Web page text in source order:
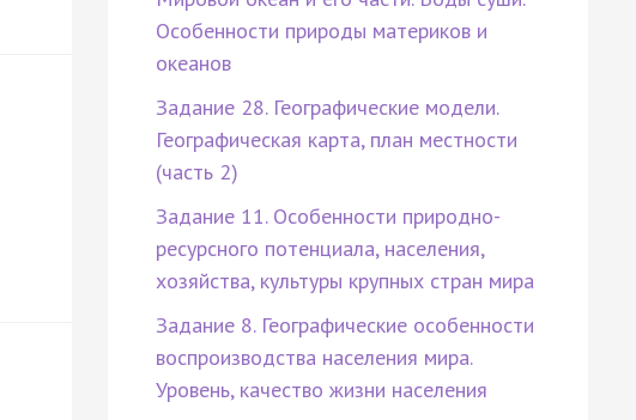
Особенности природы материков и
океанов
Задание 28. Географические модели.
Географическая карта, план местности
(часть 2)
Задание 11. Особенности природно-
ресурсного потенциала, населения,
хозяйства, культуры крупных стран мира
Задание 8. Географические особенности
воспроизводства населения мира.
Уровень, качество жизни населения